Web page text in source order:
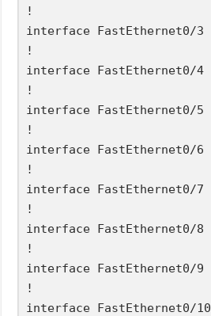
!
interface FastEthernet0/3
!
interface FastEthernet0/4
!
interface FastEthernet0/5
!
interface FastEthernet0/6
!
interface FastEthernet0/7
!
interface FastEthernet0/8
!
interface FastEthernet0/9
!
interface FastEthernet0/10